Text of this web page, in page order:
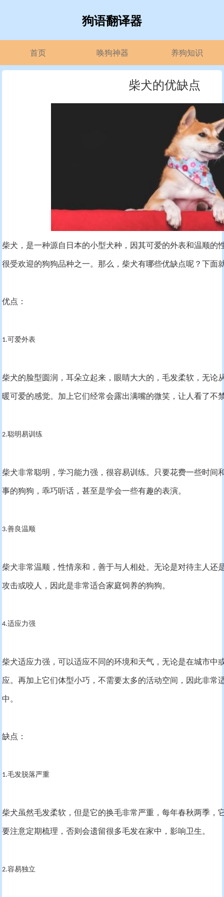
狗语翻译器
首页 唤狗神器 养狗知识
柴犬的优缺点
柴犬，是一种源自日本的小型犬种，因其可爱的外表和温顺的
很受欢迎的狗狗品种之一。那么，柴犬有哪些优缺点呢？下面
优点：
1.可爱外表
柴犬的脸型圆润，耳朵立起来，眼睛大大的，毛发柔软，无论
暖可爱的感觉。加上它们经常会露出满嘴的微笑，让人看了不
2.聪明易训练
柴犬非常聪明，学习能力强，很容易训练。只要花费一些时间
事的狗狗，乖巧听话，甚至是学会一些有趣的表演。
3.善良温顺
柴犬非常温顺，性情亲和，善于与人相处。无论是对待主人还
攻击或咬人，因此是非常适合家庭饲养的狗狗。
4.适应力强
柴犬适应力强，可以适应不同的环境和天气，无论是在城市中
应。再加上它们体型小巧，不需要太多的活动空间，因此非常
中。
缺点：
1.毛发脱落严重
柴犬虽然毛发柔软，但是它的换毛非常严重，每年春秋两季，
要注意定期梳理，否则会遗留很多毛发在家中，影响卫生。
2.容易独立